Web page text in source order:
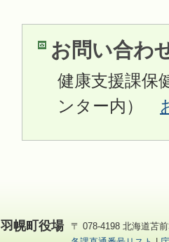
お問い合わ
健康支援課保
ンター内）
羽幌町役場
〒 078-4198 北海道苫